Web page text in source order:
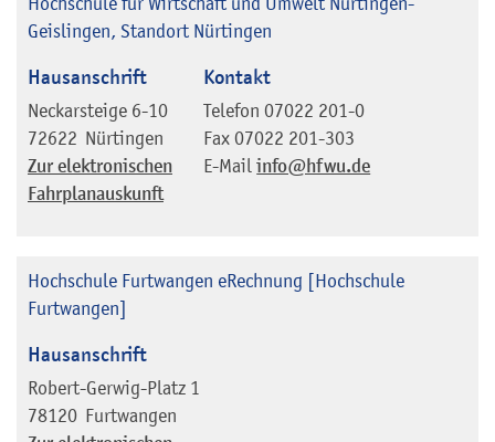
Geislingen, Standort Nürtingen
Hausanschrift
Neckarsteige 6-10
72622 Nürtingen
Zur elektronischen
Fahrplanauskunft
Kontakt
Telefon 07022 201-0
Fax 07022 201-303
E-Mail info@hfwu.de
Hochschule Furtwangen eRechnung [Hochschule
Furtwangen]
Hausanschrift
Robert-Gerwig-Platz 1
78120 Furtwangen